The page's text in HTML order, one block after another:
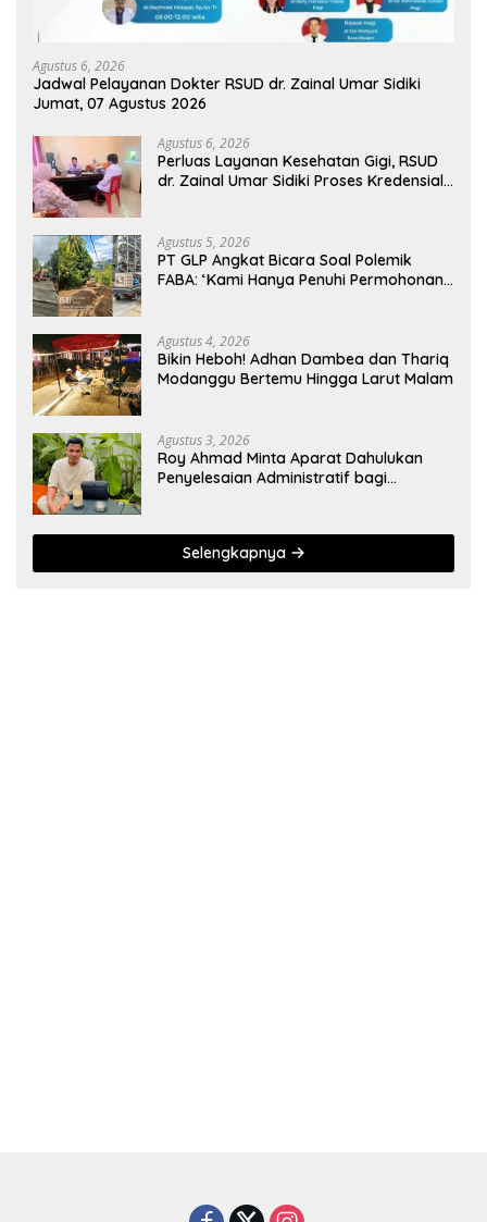
Agustus 6, 2026
Jadwal Pelayanan Dokter RSUD dr. Zainal Umar Sidiki
Jumat, 07 Agustus 2026
Agustus 6, 2026
Perluas Layanan Kesehatan Gigi, RSUD
dr. Zainal Umar Sidiki Proses Kredensial
Agustus 5, 2026
PT GLP Angkat Bicara Soal Polemik
FABA: ‘Kami Hanya Penuhi Permohonan
Agustus 4, 2026
Bikin Heboh! Adhan Dambea dan Thariq
Modanggu Bertemu Hingga Larut Malam
Agustus 3, 2026
Roy Ahmad Minta Aparat Dahulukan
Penyelesaian Administratif bagi
Selengkapnya